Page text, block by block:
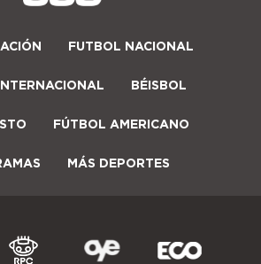
FUTBOL NACIONAL
BÉISBOL
FÚTBOL AMERICANO
MÁS DEPORTES